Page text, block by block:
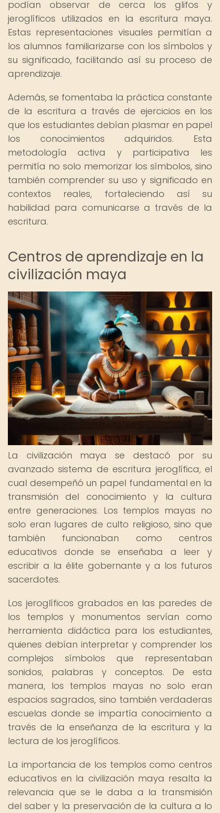
podían observar de cerca los glifos y
jeroglíficos utilizados en la escritura maya.
Estas representaciones visuales permitían a
los alumnos familiarizarse con los símbolos y
su significado, facilitando así su proceso de
aprendizaje.
Además, se fomentaba la práctica constante
de la escritura a través de ejercicios en los
que los estudiantes debían plasmar en papel
los conocimientos adquiridos. Esta
metodología activa y participativa les
permitía no solo memorizar los símbolos, sino
también comprender su uso y significado en
contextos reales, fortaleciendo así su
habilidad para comunicarse a través de la
escritura.
Centros de aprendizaje en la
civilización maya
La civilización maya se destacó por su
avanzado sistema de escritura jeroglífica, el
cual desempeñó un papel fundamental en la
transmisión del conocimiento y la cultura
entre generaciones. Los templos mayas no
solo eran lugares de culto religioso, sino que
también funcionaban como centros
educativos donde se enseñaba a leer y
escribir a la élite gobernante y a los futuros
sacerdotes.
Los jeroglíficos grabados en las paredes de
los templos y monumentos servían como
herramienta didáctica para los estudiantes,
quienes debían interpretar y comprender los
complejos símbolos que representaban
sonidos, palabras y conceptos. De esta
manera, los templos mayas no solo eran
espacios sagrados, sino también verdaderas
escuelas donde se impartía conocimiento a
través de la enseñanza de la escritura y la
lectura de los jeroglíficos.
La importancia de los templos como centros
educativos en la civilización maya resalta la
relevancia que se le daba a la transmisión
del saber y la preservación de la cultura a lo